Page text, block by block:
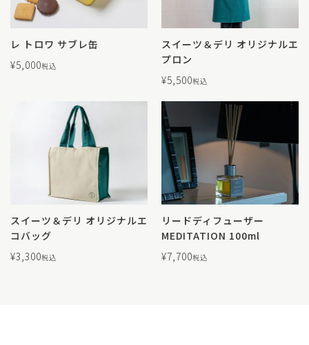
レ トロワ サブレ缶
¥5,000税込
スイーツ＆デリ オリジナルエ
プロン
¥5,500税込
スイーツ＆デリ オリジナルエ
コバッグ
¥3,300税込
リードディフューザー
MEDITATION 100ml
¥7,700税込